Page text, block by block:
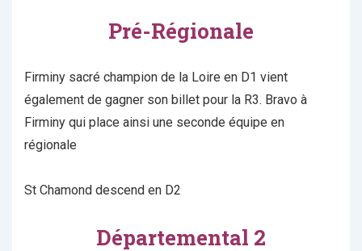
Pré-Régionale
Firminy sacré champion de la Loire en D1 vient
également de gagner son billet pour la R3. Bravo à
Firminy qui place ainsi une seconde équipe en
régionale
St Chamond descend en D2
Départemental 2